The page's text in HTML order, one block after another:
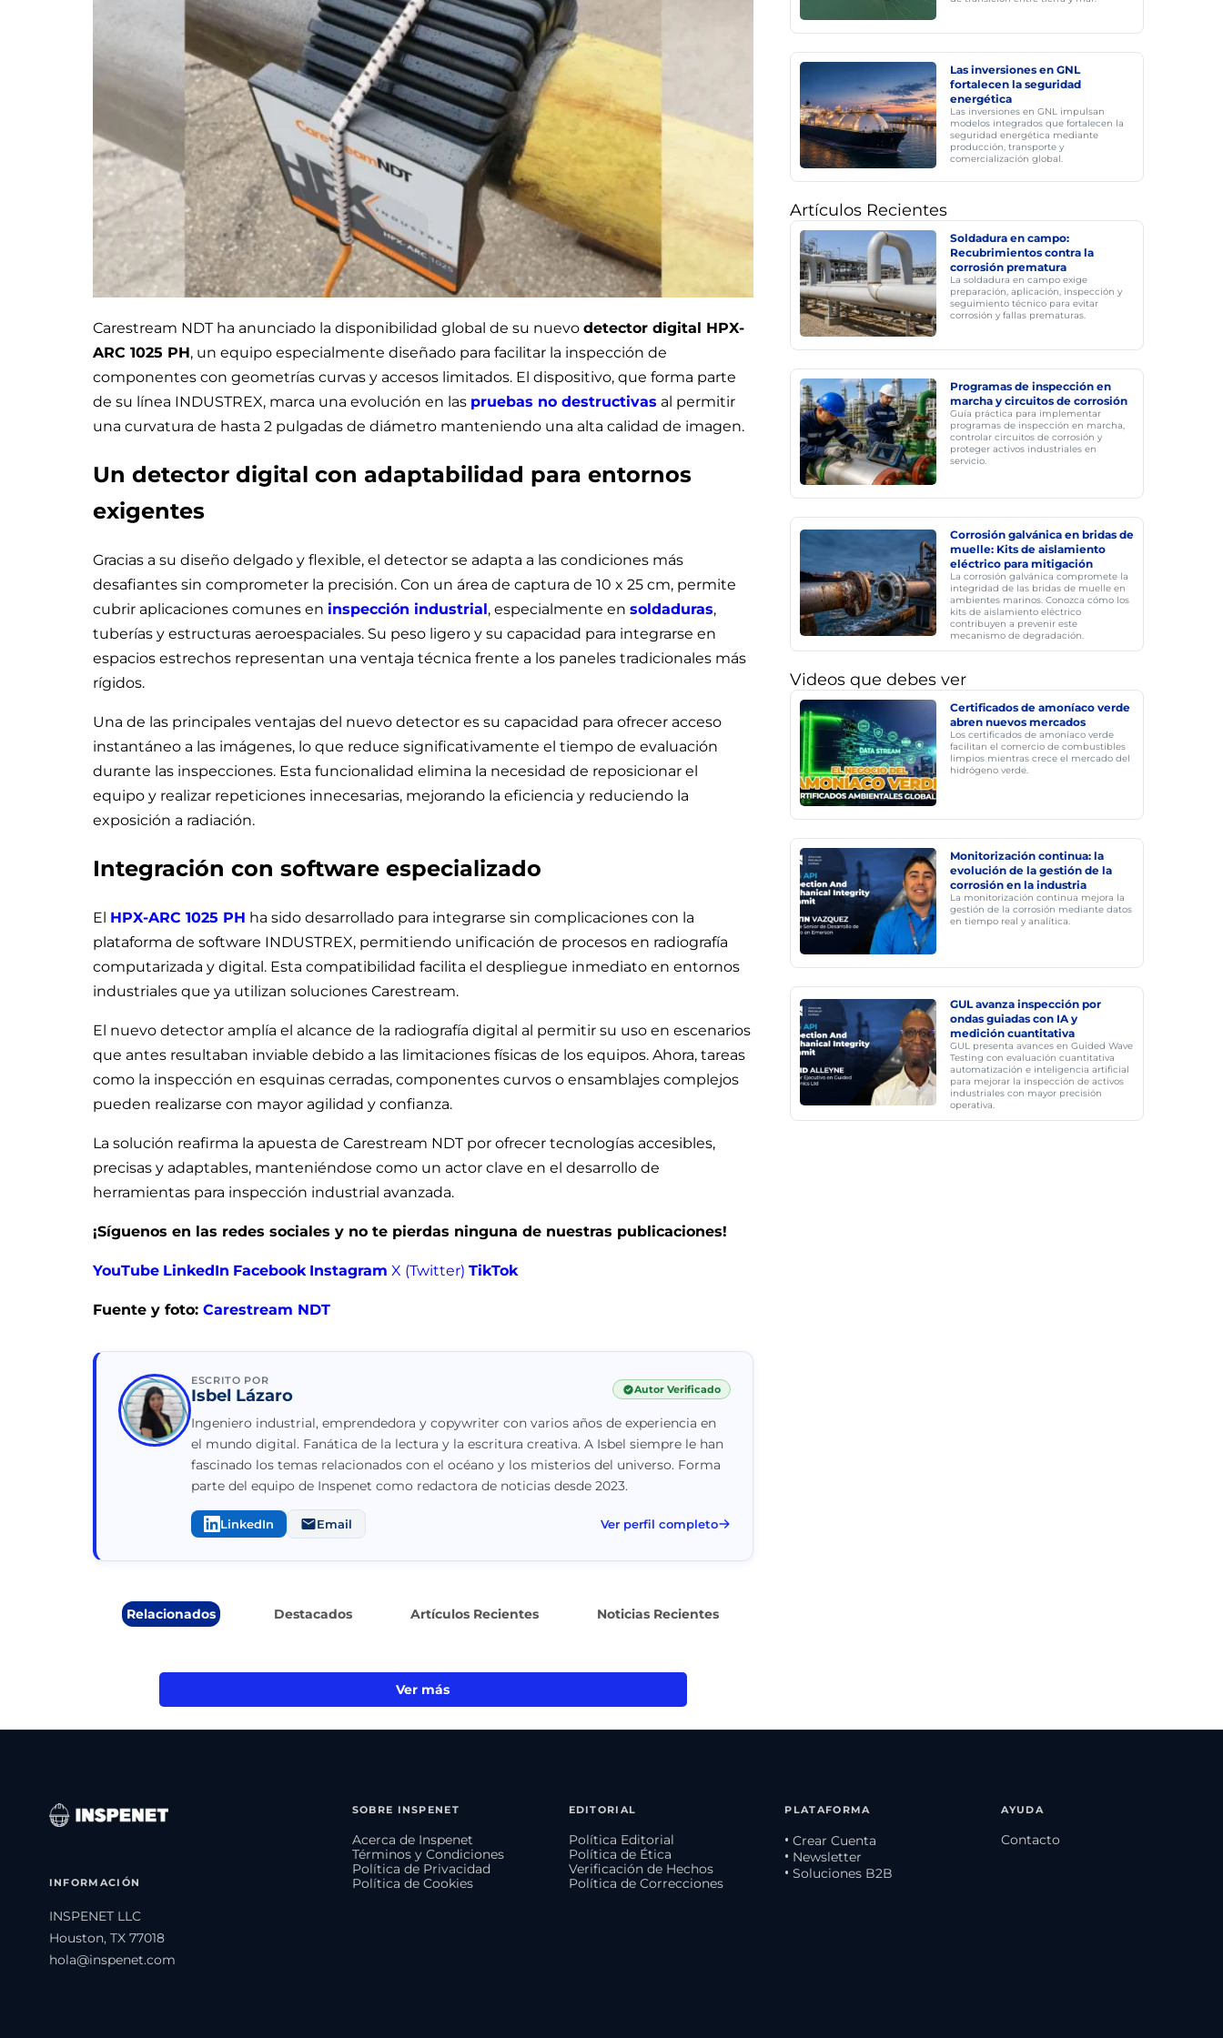
Carestream NDT ha anunciado la disponibilidad global de su nuevo detector digital HPX-
ARC 1025 PH, un equipo especialmente diseñado para facilitar la inspección de
componentes con geometrías curvas y accesos limitados. El dispositivo, que forma parte
de su línea INDUSTREX, marca una evolución en las pruebas no destructivas al permitir
una curvatura de hasta 2 pulgadas de diámetro manteniendo una alta calidad de imagen.
Un detector digital con adaptabilidad para entornos
exigentes
Gracias a su diseño delgado y flexible, el detector se adapta a las condiciones más
desafiantes sin comprometer la precisión. Con un área de captura de 10 x 25 cm, permite
cubrir aplicaciones comunes en inspección industrial, especialmente en soldaduras,
tuberías y estructuras aeroespaciales. Su peso ligero y su capacidad para integrarse en
espacios estrechos representan una ventaja técnica frente a los paneles tradicionales más
rígidos.
Una de las principales ventajas del nuevo detector es su capacidad para ofrecer acceso
instantáneo a las imágenes, lo que reduce significativamente el tiempo de evaluación
durante las inspecciones. Esta funcionalidad elimina la necesidad de reposicionar el
equipo y realizar repeticiones innecesarias, mejorando la eficiencia y reduciendo la
exposición a radiación.
Integración con software especializado
El HPX-ARC 1025 PH ha sido desarrollado para integrarse sin complicaciones con la
plataforma de software INDUSTREX, permitiendo unificación de procesos en radiografía
computarizada y digital. Esta compatibilidad facilita el despliegue inmediato en entornos
industriales que ya utilizan soluciones Carestream.
El nuevo detector amplía el alcance de la radiografía digital al permitir su uso en escenarios
que antes resultaban inviable debido a las limitaciones físicas de los equipos. Ahora, tareas
como la inspección en esquinas cerradas, componentes curvos o ensamblajes complejos
pueden realizarse con mayor agilidad y confianza.
La solución reafirma la apuesta de Carestream NDT por ofrecer tecnologías accesibles,
precisas y adaptables, manteniéndose como un actor clave en el desarrollo de
herramientas para inspección industrial avanzada.
¡Síguenos en las redes sociales y no te pierdas ninguna de nuestras publicaciones!
YouTube LinkedIn Facebook Instagram X (Twitter) TikTok
Fuente y foto: Carestream NDT
ESCRITO POR
Isbel Lázaro Autor Verificado
Ingeniero industrial, emprendedora y copywriter con varios años de experiencia en
el mundo digital. Fanática de la lectura y la escritura creativa. A Isbel siempre le han
fascinado los temas relacionados con el océano y los misterios del universo. Forma
parte del equipo de Inspenet como redactora de noticias desde 2023.
LinkedIn Email Ver perfil completo
Relacionados Destacados Artículos Recientes Noticias Recientes
Ver más
Las inversiones en GNL
fortalecen la seguridad
energética
Las inversiones en GNL impulsan
modelos integrados que fortalecen la
seguridad energética mediante
producción, transporte y
comercialización global.
Artículos Recientes
Soldadura en campo:
Recubrimientos contra la
corrosión prematura
La soldadura en campo exige
preparación, aplicación, inspección y
seguimiento técnico para evitar
corrosión y fallas prematuras.
Programas de inspección en
marcha y circuitos de corrosión
Guía práctica para implementar
programas de inspección en marcha,
controlar circuitos de corrosión y
proteger activos industriales en
servicio.
Corrosión galvánica en bridas de
muelle: Kits de aislamiento
eléctrico para mitigación
La corrosión galvánica compromete la
integridad de las bridas de muelle en
ambientes marinos. Conozca cómo los
kits de aislamiento eléctrico
contribuyen a prevenir este
mecanismo de degradación.
Videos que debes ver
Certificados de amoníaco verde
abren nuevos mercados
Los certificados de amoníaco verde
facilitan el comercio de combustibles
limpios mientras crece el mercado del
hidrógeno verde.
Monitorización continua: la
evolución de la gestión de la
corrosión en la industria
La monitorización continua mejora la
gestión de la corrosión mediante datos
en tiempo real y analítica.
GUL avanza inspección por
ondas guiadas con IA y
medición cuantitativa
GUL presenta avances en Guided Wave
Testing con evaluación cuantitativa
automatización e inteligencia artificial
para mejorar la inspección de activos
industriales con mayor precisión
operativa.
INFORMACIÓN
INSPENET LLC
Houston, TX 77018
hola@inspenet.com
SOBRE INSPENET
Acerca de Inspenet
Términos y Condiciones
Política de Privacidad
Política de Cookies
EDITORIAL
Política Editorial
Política de Ética
Verificación de Hechos
Política de Correcciones
PLATAFORMA
• Crear Cuenta
• Newsletter
• Soluciones B2B
AYUDA
Contacto